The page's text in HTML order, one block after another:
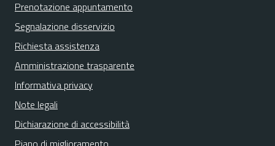
Prenotazione appuntamento
Segnalazione disservizio
Richiesta assistenza
Amministrazione trasparente
Informativa privacy
Note legali
Dichiarazione di accessibilità